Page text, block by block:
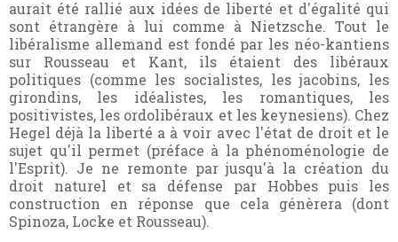
aurait été rallié aux idées de liberté et d'égalité qui
sont étrangère à lui comme à Nietzsche. Tout le
libéralisme allemand est fondé par les néo-kantiens
sur Rousseau et Kant, ils étaient des libéraux
politiques (comme les socialistes, les jacobins, les
girondins, les idéalistes, les romantiques, les
positivistes, les ordolibéraux et les keynesiens). Chez
Hegel déjà la liberté a à voir avec l'état de droit et le
sujet qu'il permet (préface à la phénoménologie de
l'Esprit). Je ne remonte par jusqu'à la création du
droit naturel et sa défense par Hobbes puis les
construction en réponse que cela génèrera (dont
Spinoza, Locke et Rousseau).